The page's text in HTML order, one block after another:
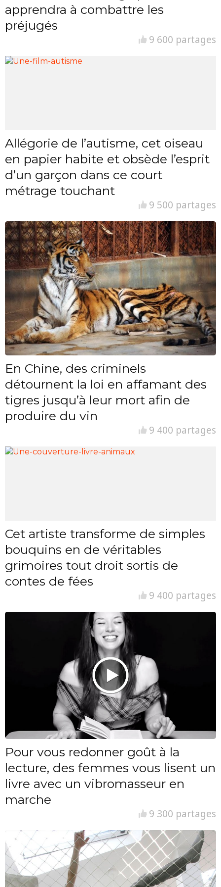
apprendra à combattre les
préjugés
9 600 partages
Allégorie de l’autisme, cet oiseau
en papier habite et obsède l’esprit
d’un garçon dans ce court
métrage touchant
9 500 partages
En Chine, des criminels
détournent la loi en affamant des
tigres jusqu’à leur mort afin de
produire du vin
9 400 partages
Cet artiste transforme de simples
bouquins en de véritables
grimoires tout droit sortis de
contes de fées
9 400 partages
Pour vous redonner goût à la
lecture, des femmes vous lisent un
livre avec un vibromasseur en
marche
9 300 partages